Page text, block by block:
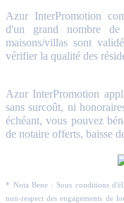
Azur InterPromotion
d'un grand nombre de
maisons/villas sont
vérifier la qualité des
Azur InterPromotion
sans surcoût, ni
échéant, vous pouvez
de notaire offerts, baisse
* Nota Bene : Sous conditions
non-respect des engagements de